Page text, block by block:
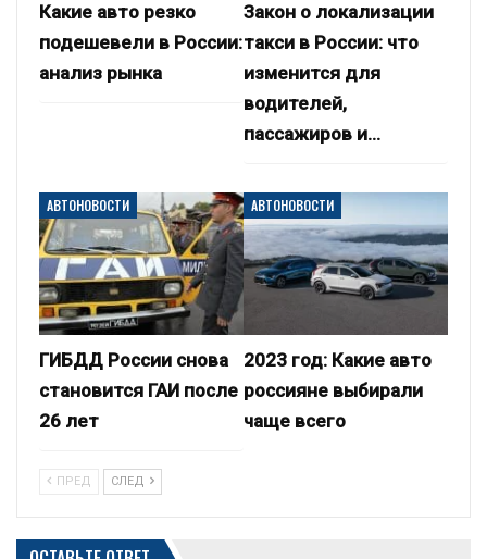
Какие авто резко
подешевели в России:
анализ рынка
Закон о локализации
такси в России: что
изменится для
водителей,
пассажиров и…
АВТОНОВОСТИ
ГИБДД России снова
становится ГАИ после
26 лет
АВТОНОВОСТИ
2023 год: Какие авто
россияне выбирали
чаще всего
ПРЕД СЛЕД